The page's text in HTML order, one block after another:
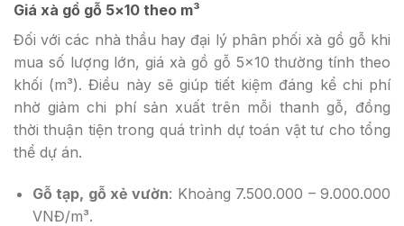
Giá xà gồ gỗ 5×10 theo m³
Đối với các nhà thầu hay đại lý phân phối xà gồ gỗ khi
mua số lượng lớn, giá xà gồ gỗ 5×10 thường tính theo
khối (m³). Điều này sẽ giúp tiết kiệm đáng kể chi phí
nhờ giảm chi phí sản xuất trên mỗi thanh gỗ, đồng
thời thuận tiện trong quá trình dự toán vật tư cho tổng
thể dự án.
Gỗ tạp, gỗ xẻ vườn: Khoảng 7.500.000 – 9.000.000
VNĐ/m³.